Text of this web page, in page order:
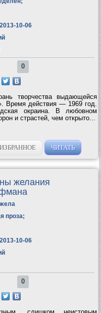
2013-10-06
0
творчества выдающейся
Время действия — 1969 год.
окраина. В любовном
и страстей, чем открыто...
ЧИТАТЬ
желания
проза;
2013-10-06
0